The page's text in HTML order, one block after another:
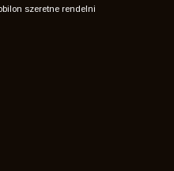
szeretne rendelni